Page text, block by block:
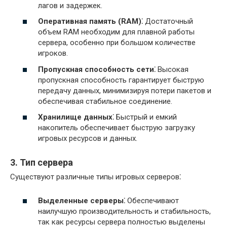
лагов и задержек.
Оперативная память (RAM)⁚ Достаточный
объем RAM необходим для плавной работы
сервера, особенно при большом количестве
игроков.
Пропускная способность сети⁚ Высокая
пропускная способность гарантирует быструю
передачу данных, минимизируя потери пакетов и
обеспечивая стабильное соединение.
Хранилище данных⁚ Быстрый и емкий
накопитель обеспечивает быструю загрузку
игровых ресурсов и данных.
3. Тип сервера
Существуют различные типы игровых серверов⁚
Выделенные серверы⁚ Обеспечивают
наилучшую производительность и стабильность,
так как ресурсы сервера полностью выделены